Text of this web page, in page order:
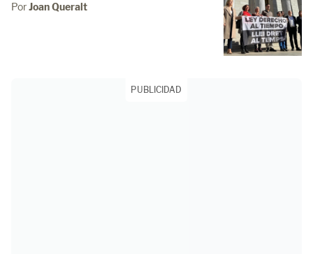
PorJoan Queralt
PUBLICIDAD